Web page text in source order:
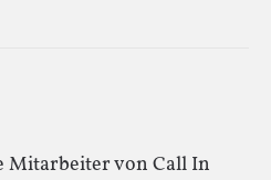
Mitarbeiter von Call In